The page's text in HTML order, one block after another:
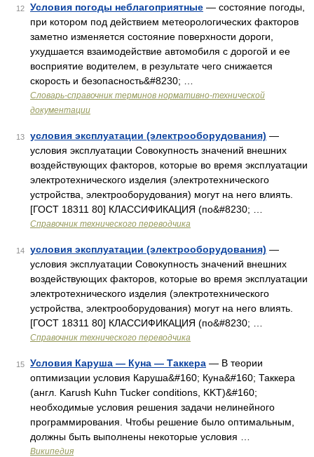
12 Условия погоды неблагоприятные — состояние погоды,
при котором под действием метеорологических факторов
заметно изменяется состояние поверхности дороги,
ухудшается взаимодействие автомобиля с дорогой и ее
восприятие водителем, в результате чего снижается
скорость и безопасность&#8230; …
Словарь-справочник терминов нормативно-технической
документации
13 условия эксплуатации (электрооборудования) —
условия эксплуатации Совокупность значений внешних
воздействующих факторов, которые во время эксплуатации
электротехнического изделия (электротехнического
устройства, электрооборудования) могут на него влиять.
[ГОСТ 18311 80] КЛАССИФИКАЦИЯ (по&#8230; …
Справочник технического переводчика
14 условия эксплуатации (электрооборудования) —
условия эксплуатации Совокупность значений внешних
воздействующих факторов, которые во время эксплуатации
электротехнического изделия (электротехнического
устройства, электрооборудования) могут на него влиять.
[ГОСТ 18311 80] КЛАССИФИКАЦИЯ (по&#8230; …
Справочник технического переводчика
15 Условия Каруша — Куна — Таккера — В теории
оптимизации условия Каруша&#160; Куна&#160; Таккера
(англ. Karush Kuhn Tucker conditions, KKT)&#160;
необходимые условия решения задачи нелинейного
программирования. Чтобы решение было оптимальным,
должны быть выполнены некоторые условия …
Википедия